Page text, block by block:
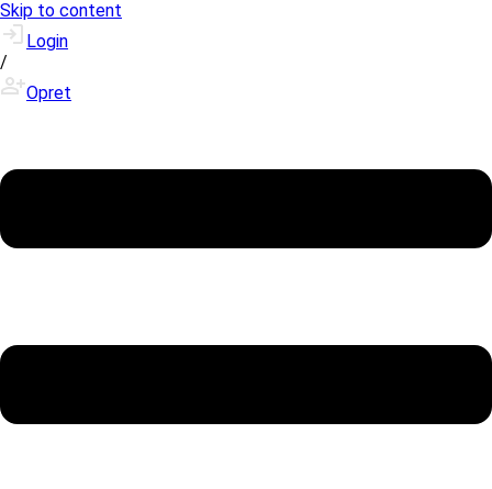
Skip to content
Login
/
Opret